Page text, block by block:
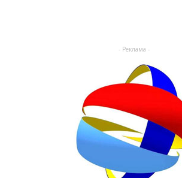
- Реклама -